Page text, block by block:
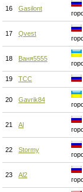
16 Gasilont
17 Qvest
18 Ваня5555
19 ТСС
20 Gavrik84
21 Al
22 Stormy
23 Al2